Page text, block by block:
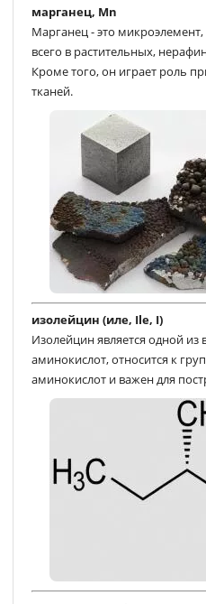
марганец, Mn
Марганец - это
всего в растительных,
Кроме того, он играет роль
тканей.
изолейцин (иле, Ile, I)
Изолейцин является одной
аминокислот, относится к
аминокислот и важен для